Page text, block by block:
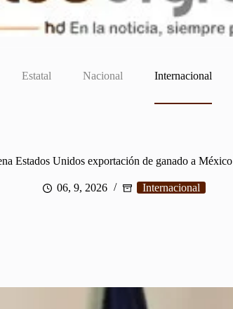
Estatal Nacional Internacional
Estados Unidos exportación de ganado a México
06, 9, 2026 Internacional